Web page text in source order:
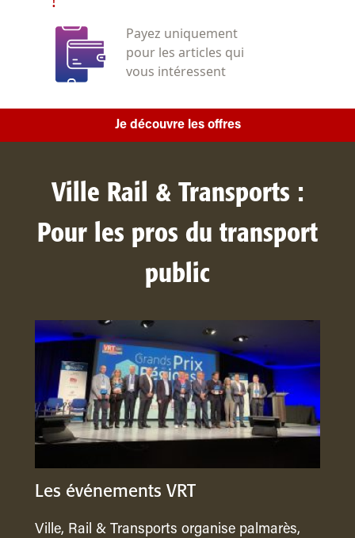
Payez uniquement
pour les articles qui
vous intéressent
Je découvre les offres
Ville Rail & Transports :
Pour les pros du transport
public
Les événements VRT
Ville, Rail & Transports organise palmarès,